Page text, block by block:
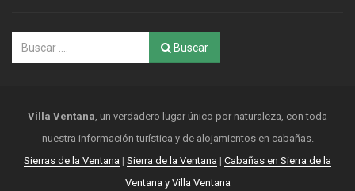
Buscar
Villa Ventana, un verdadero lugar único por naturaleza, con toda
nuestra información turística y de alojamientos en cabañas.
Sierras de la Ventana | Sierra de la Ventana | Cabañas en Sierra de la
Ventana y Villa Ventana